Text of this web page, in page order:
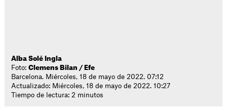
Alba Solé Ingla
Foto:Clemens Bilan / Efe
Barcelona. Miércoles, 18 de mayo de 2022. 07:12
Actualizado: Miércoles, 18 de mayo de 2022. 10:27
Tiempo de lectura: 2 minutos